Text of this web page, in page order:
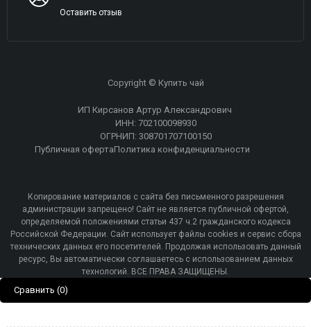
Оставить отзыв
Copyright © Купить чай
ИП Кирсанов Артур Александрович
ИНН: 702100098930
ОГРНИП: 308701707100150
Публичная офертаПолитика конфиденциальности
Копирование материалов с сайта без письменного разрешения
администрации запрещено! Сайт не является публичной офертой,
определяемой положениями статьи 437 ч.2 гражданского кодекса
Российской Федерации. Сайт использует файлы cookies и сервис сбора
технических данных его посетителей. Продолжая использовать данный
ресурс, Вы автоматически соглашаетесь с использованием данных
технологий. ВСЕ ПРАВА ЗАЩИЩЕНЫ.
Сравнить (0)